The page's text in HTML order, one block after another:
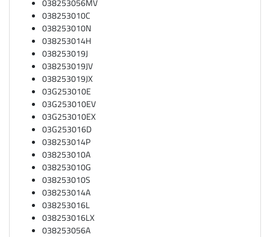
038253056MV
038253010C
038253010N
038253014H
038253019J
038253019JV
038253019JX
03G253010E
03G253010EV
03G253010EX
03G253016D
038253014P
038253010A
038253010G
038253010S
038253014A
038253016L
038253016LX
038253056A